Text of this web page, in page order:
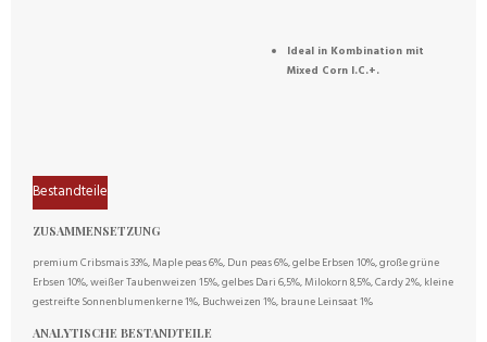
Ideal in Kombination mit
Mixed Corn I.C.+.
Bestandteile
ZUSAMMENSETZUNG
premium Cribsmais 33%, Maple peas 6%, Dun peas 6%, gelbe Erbsen 10%, große grüne
Erbsen 10%, weißer Taubenweizen 15%, gelbes Dari 6,5%, Milokorn 8,5%, Cardy 2%, kleine
gestreifte Sonnenblumenkerne 1%, Buchweizen 1%, braune Leinsaat 1%
ANALYTISCHE BESTANDTEILE